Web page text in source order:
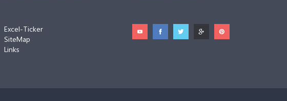
Excel-Ticker
SiteMap
Links